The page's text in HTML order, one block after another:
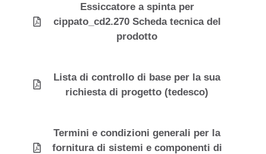
Essiccatore a spinta per
cippato_cd2.270 Scheda tecnica del
prodotto
Lista di controllo di base per la sua
richiesta di progetto (tedesco)
Termini e condizioni generali per la
fornitura di sistemi e componenti di